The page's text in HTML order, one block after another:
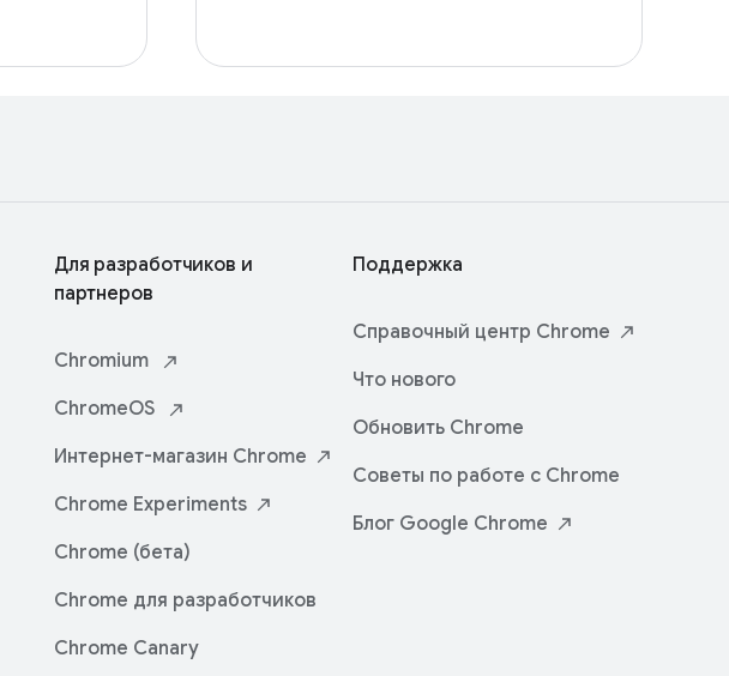
Для разработчиков и
партнеров
Chromium
ChromeOS
Интернет-магазин Chrome
Chrome Experiments
Chrome (бета)
Chrome для разработчиков
Chrome Canary
Поддержка
Справочный центр Chrome
Что нового
Обновить Chrome
Советы по работе с Chrome
Блог Google Chrome